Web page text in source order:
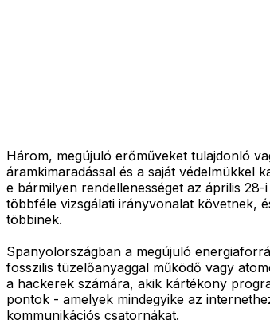
Három, megújuló erőműveket tulajdonló
áramkimaradással és a saját védelmükkel
e bármilyen rendellenességet az április
többféle vizsgálati irányvonalat követnek,
többinek.
Spanyolországban a megújuló
fosszilis tüzelőanyaggal működő vagy
a hackerek számára, akik kártékony
pontok - amelyek mindegyike az
kommunikációs csatornákat.